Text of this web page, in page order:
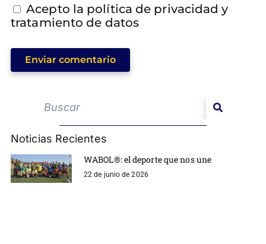
Acepto la política de privacidad y
tratamiento de datos
Enviar comentario
Noticias Recientes
WABOL®: el deporte que nos une
22 de junio de 2026